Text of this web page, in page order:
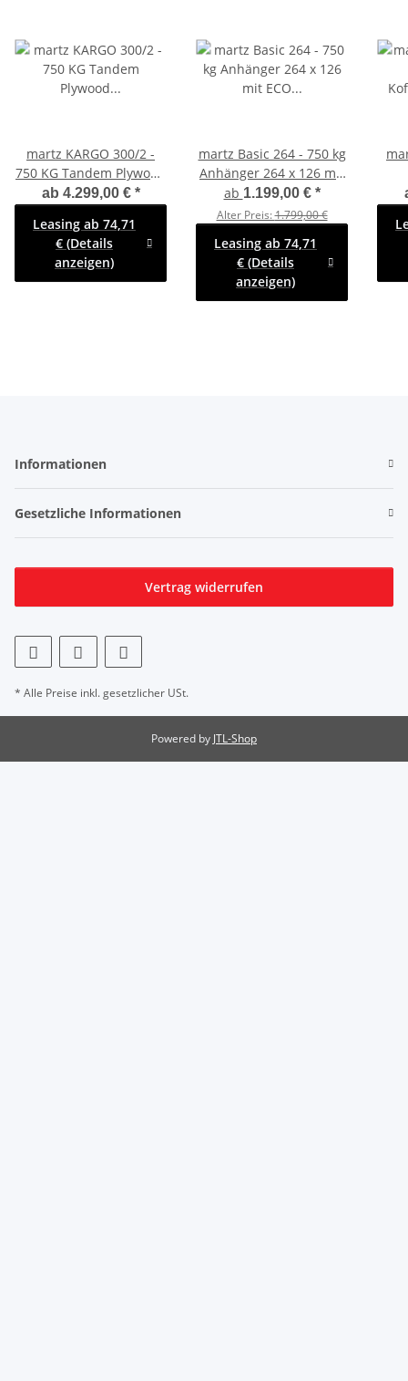
martz KARGO 300/2 -
750 KG Tandem Plywood
Kofferanhänger -
ungebremst mit
Zurrleisten -
Heckstützen - 100 KM/H
ab 4.299,00 € *
Leasing ab 74,71
€ (Details
anzeigen)
martz Basic 264 - 750 kg
Anhänger 264 x 126 mit
ECO Hochplane 140 cm
Innenhöhe - SB
ab 1.199,00 € *
Alter Preis:1.799,00 €
Leasing ab 74,71
€ (Details
anzeigen)
Informationen
Gesetzliche Informationen
Vertrag widerrufen
* Alle Preise inkl. gesetzlicher USt.
Powered by JTL-Shop